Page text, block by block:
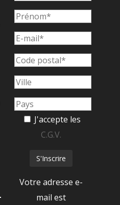
J'accepte les
C.G.V.
Votre adresse e-
mail est